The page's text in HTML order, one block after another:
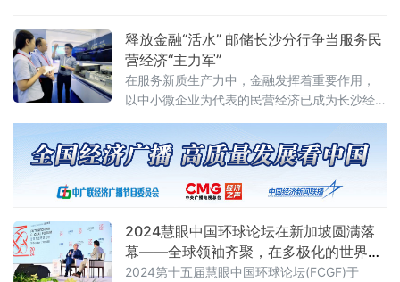
总体要求和重点任务。会议强调，中国人民银
行系统要切实把思想认识行动统一到党中央的
分析判断和决策部署上来，坚持稳中求进工作
总基调，完整准确全面贯彻
释放金融“活水” 邮储长沙分行争当服务民
营经济“主力军”
在服务新质生产力中，金融发挥着重要作用，
以中小微企业为代表的民营经济已成为长沙经
就业的“压舱石”。
2024慧眼中国环球论坛在新加坡圆满落
幕——全球领袖齐聚，在多极化的世界中
深化合作
​2024第十五届慧眼中国环球论坛(FCGF)于